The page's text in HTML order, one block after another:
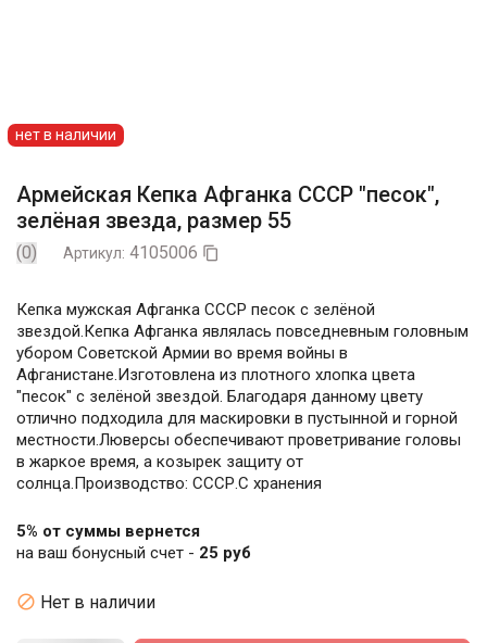
нет в наличии
Армейская Кепка Афганка СССР "песок",
зелёная звезда, размер 55
(0) Артикул: 4105006 
Кепка мужская Афганка СССР песок с зелёной
звездой.Кепка Афганка являлась повседневным головным
убором Советской Армии во время войны в
Афганистане.Изготовлена из плотного хлопка цвета
"песок" с зелёной звездой. Благодаря данному цвету
отлично подходила для маскировки в пустынной и горной
местности.Люверсы обеспечивают проветривание головы
в жаркое время, а козырек защиту от
солнца.Производство: СССР.С хранения
5% от суммы вернется
на ваш бонусный счет - 25 руб
 Нет в наличии